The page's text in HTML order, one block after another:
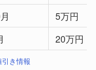
5万円
20万円
き情報